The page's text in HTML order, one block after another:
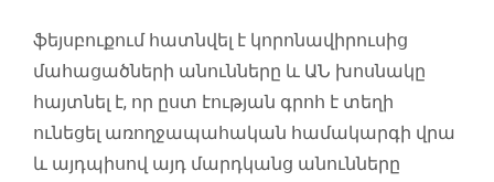
ֆեյսբուքում հատնվել է կորոնավիրուսից
մահացածների անունները և ԱՆ խոսնակը
հայտնել է, որ ըստ էության գրոհ է տեղի
ունեցել առողջապահական համակարգի վրա
և այդպիսով այդ մարդկանց անունները